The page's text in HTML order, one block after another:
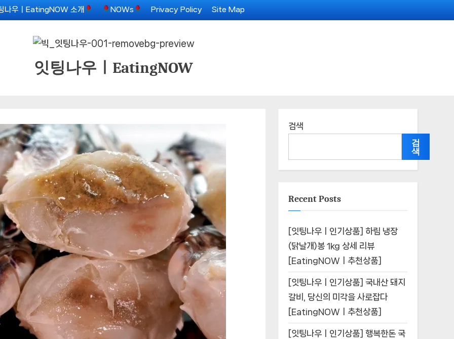
나우ㅣEatingNOW 소개 NOWs Privacy Policy Site Map
잇팅나우ㅣEatingNOW
검색
검
색
Recent Posts
[잇팅나우ㅣ인기상품] 하림 냉장
(닭날개)봉 1kg 상세 리뷰
[EatingNOWㅣ추천상품]
[잇팅나우ㅣ인기상품] 국내산 돼지
갈비, 당신의 미각을 사로잡다
[EatingNOWㅣ추천상품]
[잇팅나우ㅣ인기상품] 행복한돈 국